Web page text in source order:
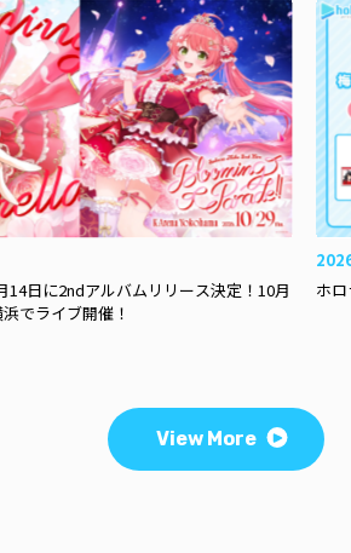
14日に2ndアルバムリリース決定！10月
でライブ開催！
ホ
View More